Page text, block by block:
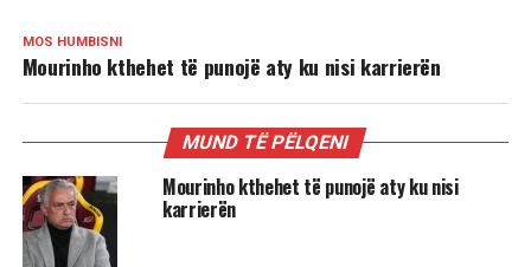
MOS HUMBISNI
Mourinho kthehet të punojë aty ku nisi karrierën
MUND TË PËLQENI
Mourinho kthehet të punojë aty ku nisi
karrierën